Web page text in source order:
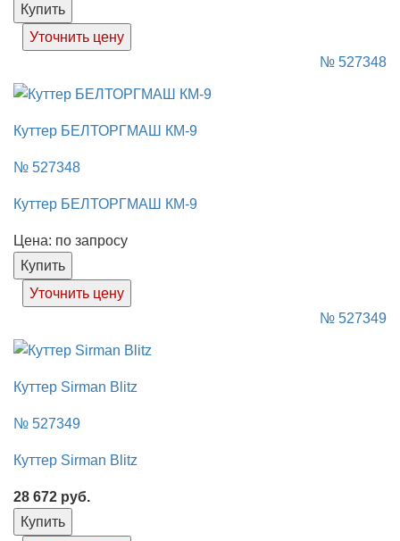
Купить
Уточнить цену
№ 527348
Куттер БЕЛТОРГМАШ КМ-9
№ 527348
Куттер БЕЛТОРГМАШ КМ-9
Цена: по запросу
Купить
Уточнить цену
№ 527349
Куттер Sirman Blitz
№ 527349
Куттер Sirman Blitz
28 672 руб.
Купить